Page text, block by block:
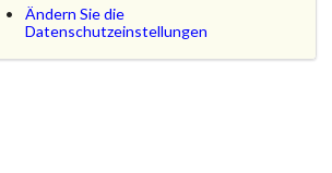
Ändern Sie die
Datenschutzeinstellungen